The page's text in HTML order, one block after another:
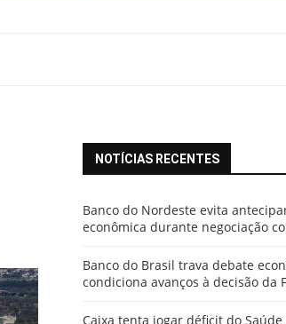
NOTÍCIAS RECENTES
Banco do Nordeste evita
econômica durante negociação
Banco do Brasil trava debate
condiciona avanços à decisão da
Caixa tenta jogar déficit do Saúde